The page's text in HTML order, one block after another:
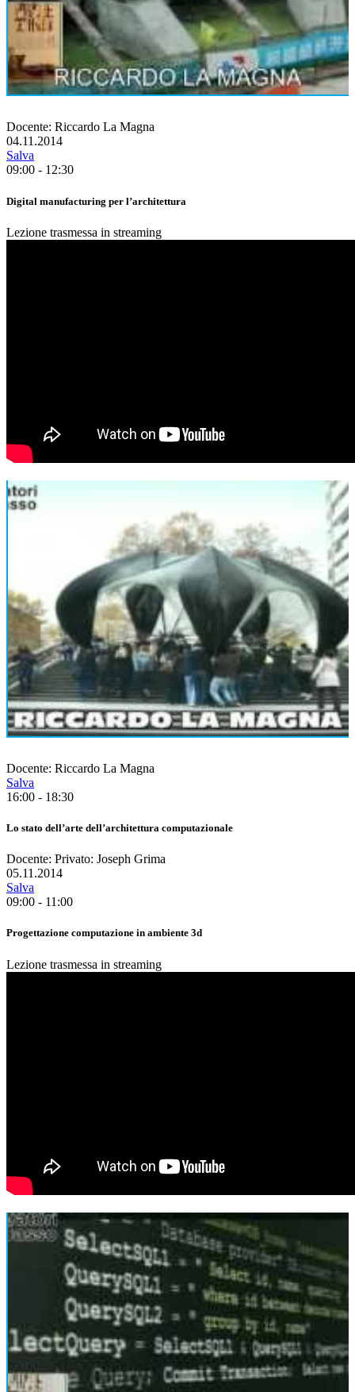
Docente: Riccardo La Magna
04.11.2014
Salva
09:00 - 12:30
Digital manufacturing per l’architettura
Lezione trasmessa in streaming
Docente: Riccardo La Magna
Salva
16:00 - 18:30
Lo stato dell’arte dell’architettura computazionale
Docente: Privato: Joseph Grima
05.11.2014
Salva
09:00 - 11:00
Progettazione computazione in ambiente 3d
Lezione trasmessa in streaming